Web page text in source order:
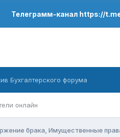
Телеграмм-канал https://
онлайн
Бухгалтерского форума
брака, Имущественные